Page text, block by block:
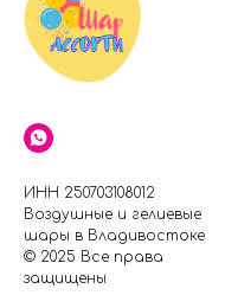
ИНН 250703108012
Воздушные и гелиевые
шары в Владивостоке
© 2025 Все права
защищены